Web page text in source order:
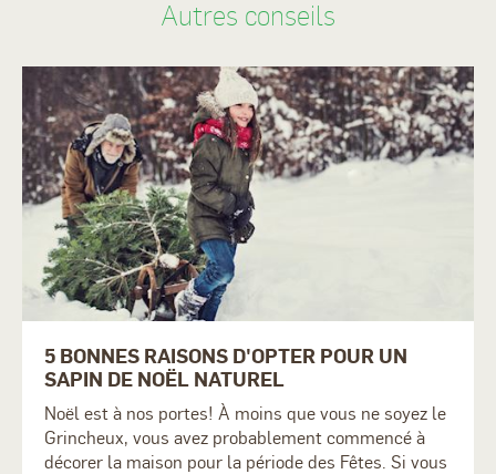
Autres conseils
5 BONNES RAISONS D'OPTER POUR UN
SAPIN DE NOËL NATUREL
Noël est à nos portes! À moins que vous ne soyez le
Grincheux, vous avez probablement commencé à
décorer la maison pour la période des Fêtes. Si vous